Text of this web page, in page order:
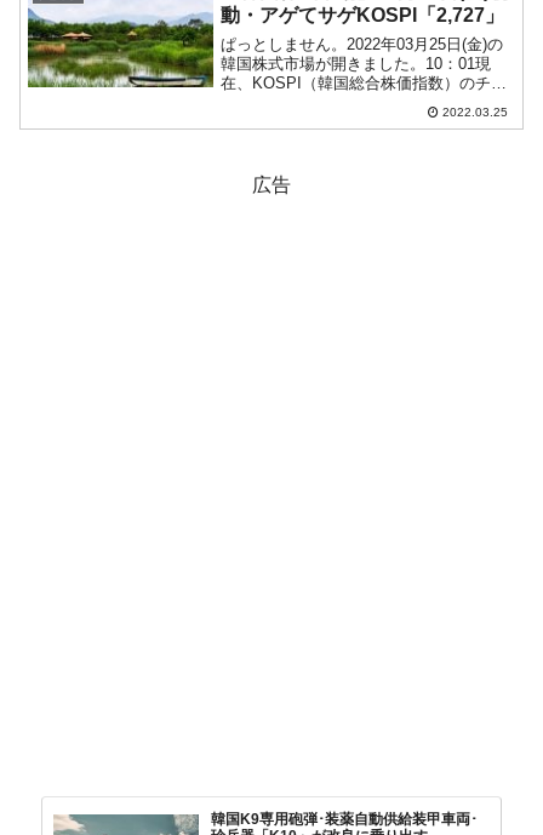
動・アゲてサゲKOSPI「2,727」
ぱっとしません。2022年03月25日(金)の
韓国株式市場が開きました。10：01現
在、KOSPI（韓国総合株価指数）のチャ
ートは以下のようになっています（チャ
ートは『Investing.com』より引用）。上
2022.03.25
広告
韓国K9専用砲弾･装薬自動供給装甲車両･